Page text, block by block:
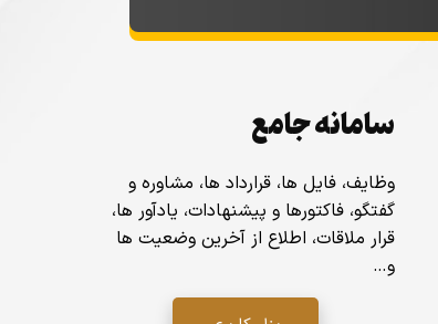
سامانه جامع
وظایف، فایل ها، قرارداد ها، مشاوره و
گفتگو، فاکتورها و پیشنهادات، یادآور ها،
قرار ملاقات، اطلاع از آخرین وضعیت ها
و…